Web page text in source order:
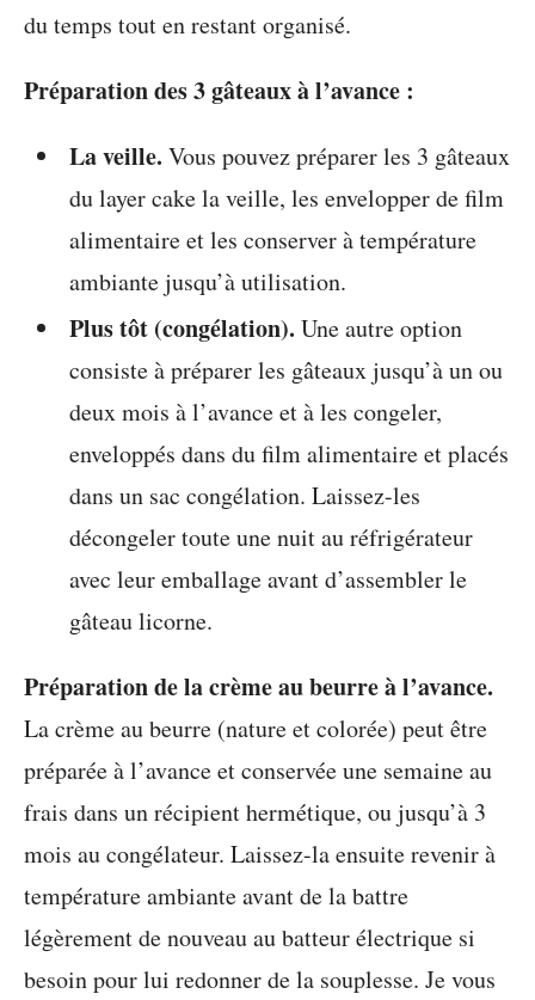
du temps tout en restant organisé.
Préparation des 3 gâteaux à l’avance :
La veille. Vous pouvez préparer les 3 gâteaux
du layer cake la veille, les envelopper de film
alimentaire et les conserver à température
ambiante jusqu’à utilisation.
Plus tôt (congélation). Une autre option
consiste à préparer les gâteaux jusqu’à un ou
deux mois à l’avance et à les congeler,
enveloppés dans du film alimentaire et placés
dans un sac congélation. Laissez-les
décongeler toute une nuit au réfrigérateur
avec leur emballage avant d’assembler le
gâteau licorne.
Préparation de la crème au beurre à l’avance.
La crème au beurre (nature et colorée) peut être
préparée à l’avance et conservée une semaine au
frais dans un récipient hermétique, ou jusqu’à 3
mois au congélateur. Laissez-la ensuite revenir à
température ambiante avant de la battre
légèrement de nouveau au batteur électrique si
besoin pour lui redonner de la souplesse. Je vous